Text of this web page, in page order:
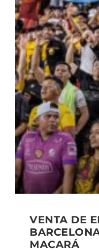
VENTA DE
MACARÁ